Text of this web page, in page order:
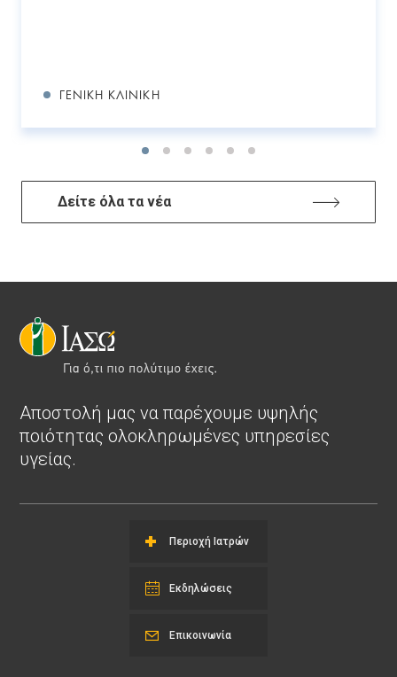
ΓΕΝΙΚΉ ΚΛΙΝΙΚΉ
Δείτε όλα τα νέα
Αποστολή μας να παρέχουμε υψηλής
ποιότητας ολοκληρωμένες υπηρεσίες
υγείας.
Περιοχή Ιατρών
Εκδηλώσεις
Επικοινωνία